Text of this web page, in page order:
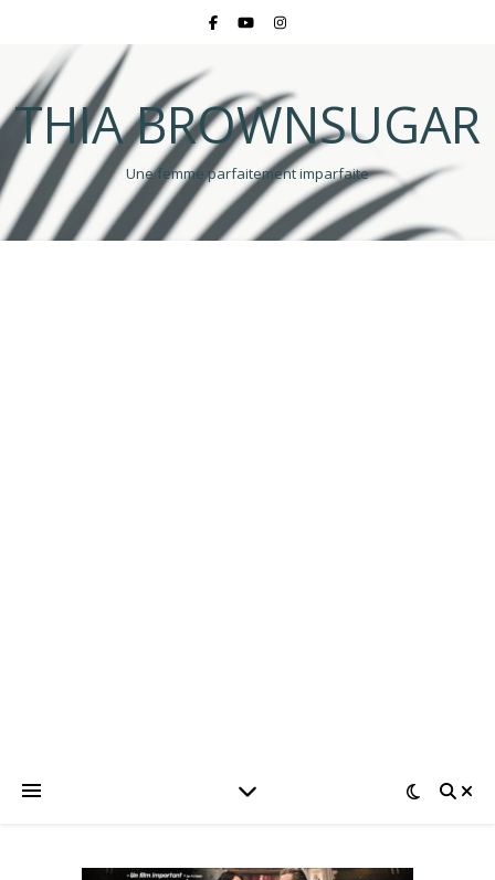
THIA BROWNSUGAR
Une femme parfaitement imparfaite